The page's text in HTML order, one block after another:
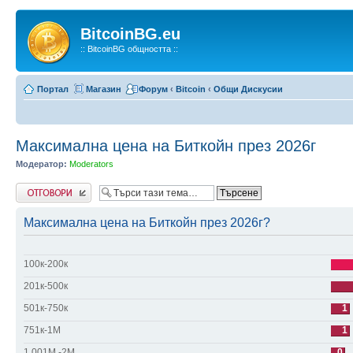
BitcoinBG.eu
:: BitcoinBG общността ::
Портал Магазин Форум ‹ Bitcoin ‹ Общи Дискусии
Максимална цена на Биткойн през 2026г
Модератор: Moderators
Напиши коментар
Максимална цена на Биткойн през 2026г?
100к-200к
201к-500к
501к-750к
1
751к-1М
1